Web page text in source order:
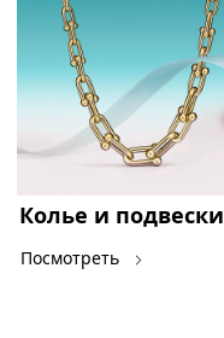
Колье и подвески
Посмотреть